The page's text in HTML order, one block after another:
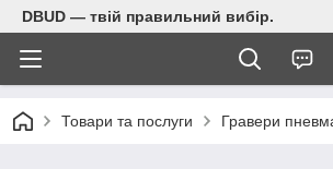
DBUD — твій правильний вибір.
Товари та послуги Гравери